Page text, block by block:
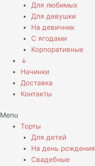
Для любимых
Для девушки
На девичник
С ягодами
Корпоративные
↓
Начинки
Доставка
Контакты
Menu
Торты
Для детей
На день рождения
Свадебные